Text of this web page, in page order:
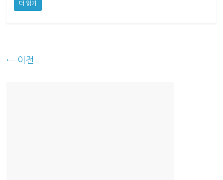
더 읽기
← 이전